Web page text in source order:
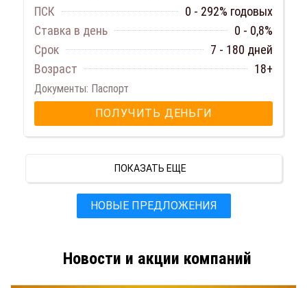
ПСК
0 - 292% годовых
Ставка в день
0 - 0,8%
Срок
7 - 180 дней
Возраст
18+
Документы: Паспорт
ПОЛУЧИТЬ ДЕНЬГИ
ПОКАЗАТЬ ЕЩЕ
НОВЫЕ ПРЕДЛОЖЕНИЯ
Новости и акции компаний